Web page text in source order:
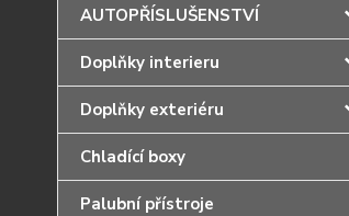
AUTOPŘÍSLUŠENSTVÍ
Doplňky interieru
Doplňky exteriéru
Chladící boxy
Palubní přístroje